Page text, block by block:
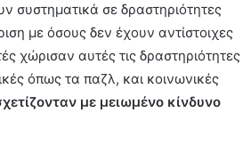
συστηματικά σε δραστηριότητες
με όσους δεν έχουν αντίστοιχες
χώρισαν αυτές τις δραστηριότητες
όπως τα παζλ, και κοινωνικές
με μειωμένο κίνδυνο